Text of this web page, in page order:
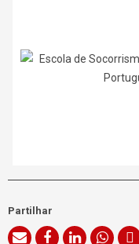
Partilhar